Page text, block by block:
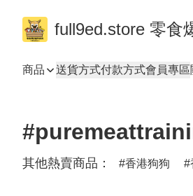
full9ed.store 零食
商品 送貨方式付款方式會員專區
其他熱賣商品： 香港狗狗